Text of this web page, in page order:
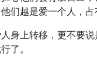
们越是爱一个人，
身上转移，更不要
了。